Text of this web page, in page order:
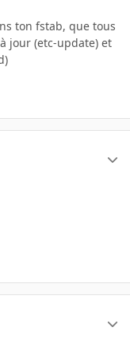
ton fstab, que tous
jour (etc-update) et